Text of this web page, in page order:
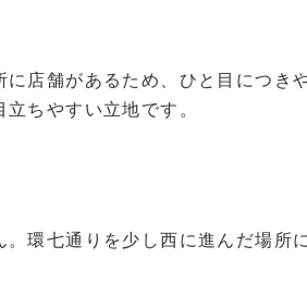
店舗があるため、ひと目につき
ちやすい立地です。
環七通りを少し西に進んだ場所